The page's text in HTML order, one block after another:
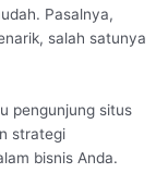
Pasalnya,
salah satunya
pengunjung situs
strategi
bisnis Anda.